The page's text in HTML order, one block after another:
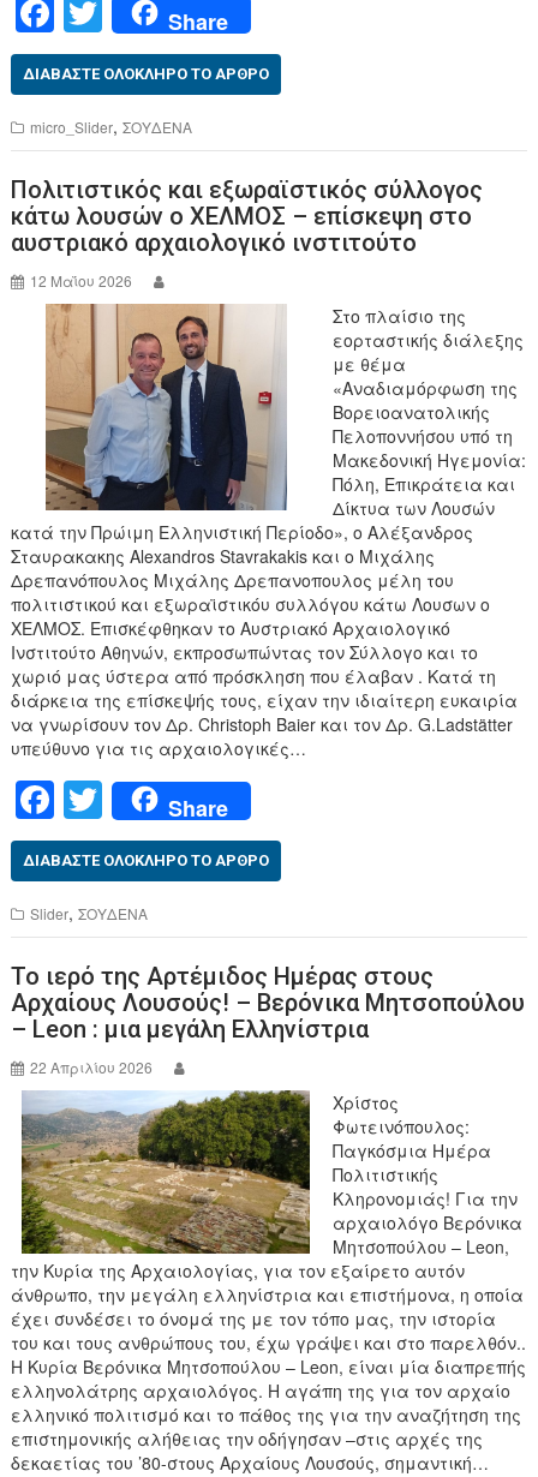
F
a
c
e
b
o
o
k
wi
tt
er
Share
ΔΙΑΒΆΣΤΕ ΟΛΌΚΛΗΡΟ ΤΟ ΆΡΘΡΟ
micro_Slider,ΣΟΥΔΕΝΑ
Πολιτιστικός και εξωραϊστικός σύλλογος
κάτω λουσών ο ΧΕΛΜΟΣ – επίσκεψη στο
αυστριακό αρχαιολογικό ινστιτούτο
12 Μαΐου 2026
Στο πλαίσιο της
εορταστικής διάλεξης
με θέμα
«Αναδιαμόρφωση της
Βορειοανατολικής
Πελοποννήσου υπό τη
Μακεδονική Ηγεμονία:
Πόλη, Επικράτεια και
Δίκτυα των Λουσών
κατά την Πρώιμη Ελληνιστική Περίοδο», ο Αλέξανδρος
Σταυρακακης Alexandros Stavrakakis και ο Μιχάλης
Δρεπανόπουλος Μιχάλης Δρεπανοπουλος μέλη του
πολιτιστικού και εξωραϊστικόυ συλλόγου κάτω Λουσων ο
ΧΕΛΜΟΣ. Επισκέφθηκαν το Αυστριακό Αρχαιολογικό
Ινστιτούτο Αθηνών, εκπροσωπώντας τον Σύλλογο και το
χωριό μας ύστερα από πρόσκληση που έλαβαν . Κατά τη
διάρκεια της επίσκεψής τους, είχαν την ιδιαίτερη ευκαιρία
να γνωρίσουν τον Δρ. Christoph Baier και τον Δρ. G.Ladstätter
υπεύθυνο για τις αρχαιολογικές…
F
a
c
e
b
o
o
k
T
wi
tt
er
Share
ΔΙΑΒΆΣΤΕ ΟΛΌΚΛΗΡΟ ΤΟ ΆΡΘΡΟ
Slider,ΣΟΥΔΕΝΑ
Το ιερό της Αρτέμιδος Ημέρας στους
Αρχαίους Λουσούς! – Βερόνικα Μητσοπούλου
– Leon : μια μεγάλη Ελληνίστρια
22 Απριλίου 2026
Χρίστος
Φωτεινόπουλος:
Παγκόσμια Ημέρα
Πολιτιστικής
Κληρονομιάς! Για την
αρχαιολόγο Βερόνικα
Μητσοπούλου – Leon,
την Κυρία της Αρχαιολογίας, για τον εξαίρετο αυτόν
άνθρωπο, την μεγάλη ελληνίστρια και επιστήμονα, η οποία
έχει συνδέσει το όνομά της με τον τόπο μας, την ιστορία
του και τους ανθρώπους του, έχω γράψει και στο παρελθόν..
Η Κυρία Βερόνικα Μητσοπούλου – Leon, είναι μία διαπρεπής
ελληνολάτρης αρχαιολόγος. Η αγάπη της για τον αρχαίο
ελληνικό πολιτισμό και το πάθος της για την αναζήτηση της
επιστημονικής αλήθειας την οδήγησαν –στις αρχές της
δεκαετίας του ’80-στους Αρχαίους Λουσούς, σημαντική…